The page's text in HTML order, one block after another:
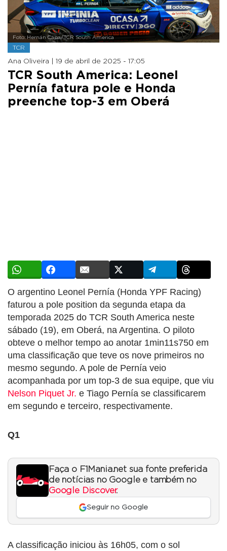
Foto: Hernán Capa/TCR South America
TCR
Ana Oliveira | 19 de abril de 2025 - 17:05
TCR South America: Leonel
Pernía fatura pole e Honda
preenche top-3 em Oberá
O argentino Leonel Pernía (Honda YPF Racing)
faturou a pole position da segunda etapa da
temporada 2025 do TCR South America neste
sábado (19), em Oberá, na Argentina. O piloto
obteve o melhor tempo ao anotar 1min11s750 em
uma classificação que teve os nove primeiros no
mesmo segundo. A pole de Pernía veio
acompanhada por um top-3 de sua equipe, que viu
Nelson Piquet Jr. e Tiago Pernía se classificarem
em segundo e terceiro, respectivamente.
Q1
Faça o F1Mania.net sua fonte preferida
de notícias no Google e também no
Google Discover.
Seguir no Google
A classificação iniciou às 16h05, com o sol